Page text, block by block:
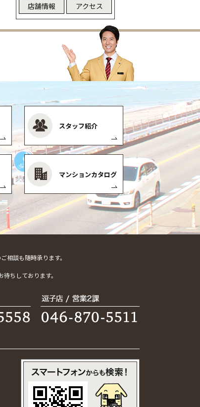
店舗情報 アクセス
スタッフ紹介
マンションカタログ
相談も随時承ります。
ちしております。